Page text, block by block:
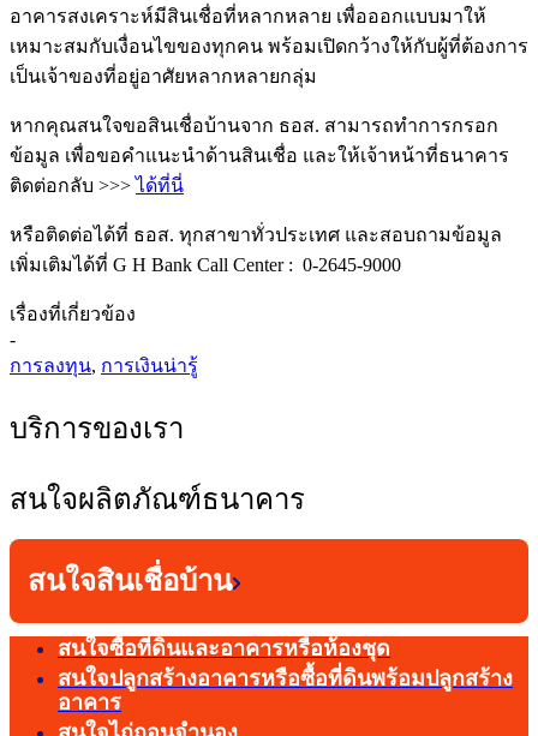
อาคารสงเคราะห์มีสินเชื่อที่หลากหลาย เพื่อออกแบบมาให้
เหมาะสมกับเงื่อนไขของทุกคน พร้อมเปิดกว้างให้กับผู้ที่ต้องการ
เป็นเจ้าของที่อยู่อาศัยหลากหลายกลุ่ม
หากคุณสนใจขอสินเชื่อบ้านจาก ธอส. สามารถทำการกรอก
ข้อมูล เพื่อขอคำแนะนำด้านสินเชื่อ และให้เจ้าหน้าที่ธนาคาร
ติดต่อกลับ >>>ได้ที่นี่
หรือติดต่อได้ที่ ธอส. ทุกสาขาทั่วประเทศ และสอบถามข้อมูล
เพิ่มเติมได้ที่ G H Bank Call Center : 0-2645-9000
เรื่องที่เกี่ยวข้อง
-
การลงทุน, การเงินน่ารู้
บริการของเรา
สนใจผลิตภัณฑ์ธนาคาร
สนใจสินเชื่อบ้าน
สนใจซื้อที่ดินและอาคารหรือห้องชุด
สนใจปลูกสร้างอาคารหรือซื้อที่ดินพร้อมปลูกสร้าง
อาคาร